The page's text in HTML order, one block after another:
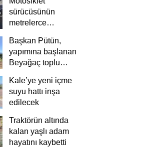
sürücüsünün
metrelerce
güvenlik
kamerasında
Başkan Pütün,
yapımına başlanan
Beyağaç toplu
Kale’ye yeni içme
suyu hattı inşa
edilecek
Traktörün altında
kalan yaşlı adam
hayatını kaybetti